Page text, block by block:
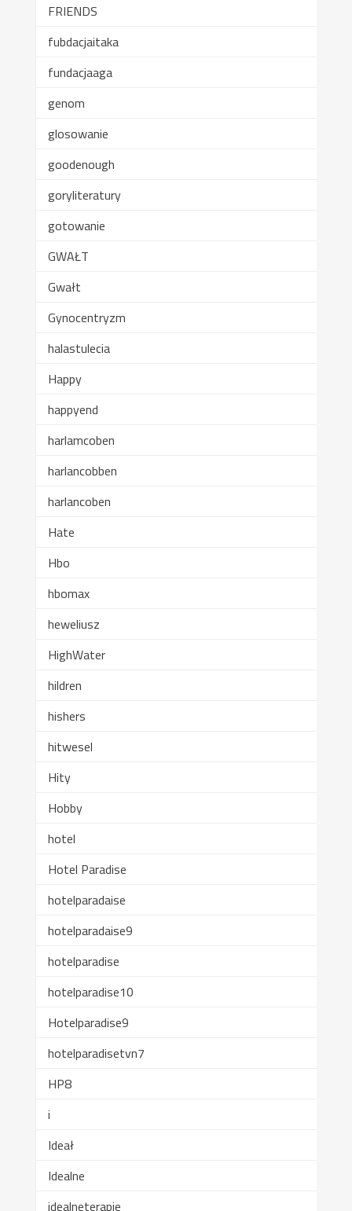
FRIENDS
fubdacjaitaka
fundacjaaga
genom
glosowanie
goodenough
goryliteratury
gotowanie
GWAŁT
Gwałt
Gynocentryzm
halastulecia
Happy
happyend
harlamcoben
harlancobben
harlancoben
Hate
Hbo
hbomax
heweliusz
HighWater
hildren
hishers
hitwesel
Hity
Hobby
hotel
Hotel Paradise
hotelparadaise
hotelparadaise9
hotelparadise
hotelparadise10
Hotelparadise9
hotelparadisetvn7
HP8
i
Ideał
Idealne
idealneterapie